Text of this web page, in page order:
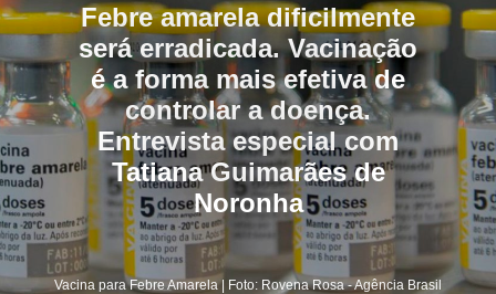
Febre amarela dificilmente
será erradicada. Vacinação
é a forma mais efetiva de
controlar a doença.
Entrevista especial com
Tatiana Guimarães de
Noronha
Vacina para Febre Amarela | Foto: Rovena Rosa - Agência Brasil